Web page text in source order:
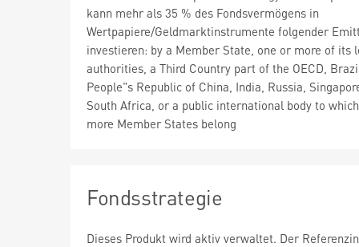
kann mehr als 35 % des Fondsvermögens in
Wertpapiere/Geldmarktinstrumente folgender
investieren: by a Member State, one or more of its
authorities, a Third Country part of the OECD,
People"s Republic of China, India, Russia,
South Africa, or a public international body to
more Member States belong
Fondsstrategie
Dieses Produkt wird aktiv verwaltet. Der